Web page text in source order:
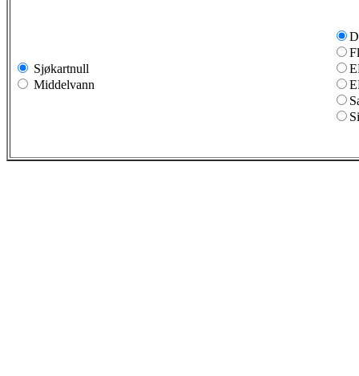
Sjøkartnull
Middelvann